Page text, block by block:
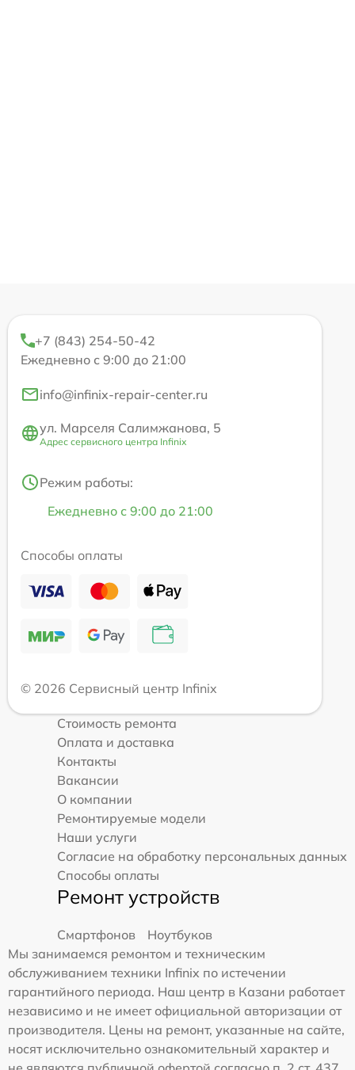
+7 (843) 254-50-42
Ежедневно с 9:00 до 21:00
info@infinix-repair-center.ru
ул. Марселя Салимжанова, 5
Адрес сервисного центра Infinix
Режим работы:
Ежедневно с 9:00 до 21:00
Способы оплаты
© 2026 Сервисный центр Infinix
Стоимость ремонта
Оплата и доставка
Контакты
Вакансии
О компании
Ремонтируемые модели
Наши услуги
Согласие на обработку персональных данных
Способы оплаты
Ремонт устройств
Смартфонов
Ноутбуков
Мы занимаемся ремонтом и техническим
обслуживанием техники Infinix по истечении
гарантийного периода. Наш центр в Казани работает
независимо и не имеет официальной авторизации от
производителя. Цены на ремонт, указанные на сайте,
носят исключительно ознакомительный характер и